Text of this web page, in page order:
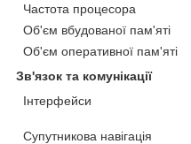
Частота процесора
Об'єм вбудованої пам'яті
Об'єм оперативної пам'яті
Зв'язок та комунікації
Інтерфейси
Супутникова навігація